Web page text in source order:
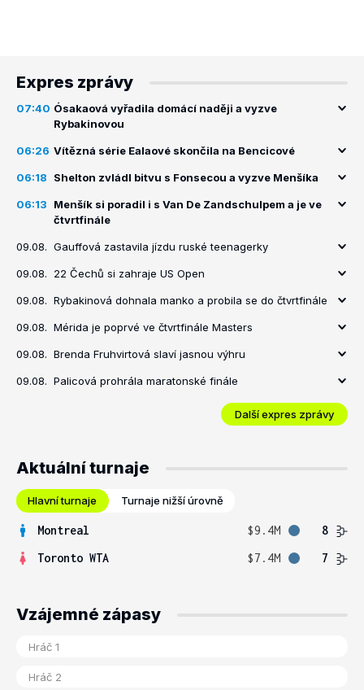
Expres zprávy
07:40 Ósakaová vyřadila domácí naději a vyzve
Rybakinovou
06:26 Vítězná série Ealaové skončila na Bencicové
06:18 Shelton zvládl bitvu s Fonsecou a vyzve Menšíka
06:13
Menšík si poradil i s Van De Zandschulpem a je ve
čtvrtfinále
09.08. Gauffová zastavila jízdu ruské teenagerky
09.08. 22 Čechů si zahraje US Open
09.08. Rybakinová dohnala manko a probila se do čtvrtfinále
09.08. Mérida je poprvé ve čtvrtfinále Masters
09.08. Brenda Fruhvirtová slaví jasnou výhru
09.08. Palicová prohrála maratonské finále
Další expres zprávy
Aktuální turnaje
Hlavní turnaje Turnaje nižší úrovně
Montreal $9.4M
8
Toronto WTA
$7.4M 7
Vzájemné zápasy